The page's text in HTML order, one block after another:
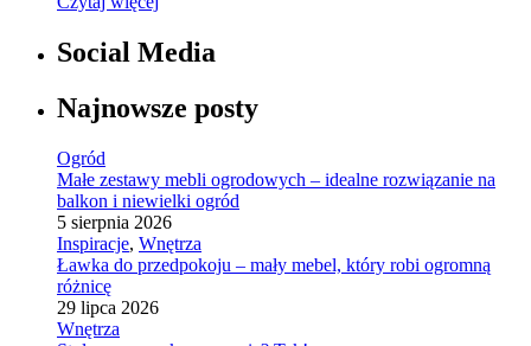
Social Media
Najnowsze posty
Ogród
Małe zestawy mebli ogrodowych – idealne rozwiązanie na
balkon i niewielki ogród
5 sierpnia 2026
Inspiracje, Wnętrza
Ławka do przedpokoju – mały mebel, który robi ogromną
różnicę
29 lipca 2026
Wnętrza